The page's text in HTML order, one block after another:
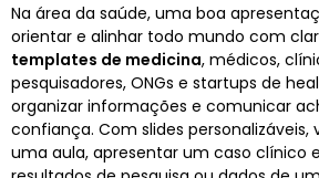
Na área da saúde, uma boa
orientar e alinhar todo mundo com
templates de medicina, médicos,
pesquisadores, ONGs e startups de
organizar informações e comunicar
confiança. Com slides
uma aula, apresentar um caso clínico